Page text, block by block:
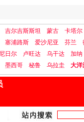
吉尔吉斯斯坦 蒙古 卡塔尔
塞浦路斯 爱沙尼亚 芬兰
尼日尔 卢旺达 乌干达 加纳
墨西哥 秘鲁 乌拉圭 大洋